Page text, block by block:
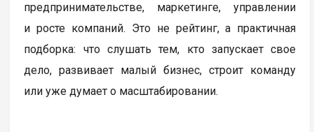
предпринимательстве, маркетинге, управлении
и росте компаний. Это не рейтинг, а практичная
подборка: что слушать тем, кто запускает свое
дело, развивает малый бизнес, строит команду
или уже думает о масштабировании.